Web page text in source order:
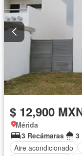
$ 12,900
Mérida
3 Recámaras
3
Aire acondicionado